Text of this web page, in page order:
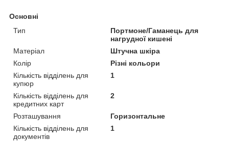
Основні
Тип
Портмоне/Гаманець для
нагрудної кишені
Матеріал
Штучна шкіра
Колір
Різні кольори
Кількість відділень для
купюр
1
Кількість відділень для
кредитних карт
2
Розташування
Горизонтальне
Кількість відділень для
документів
1